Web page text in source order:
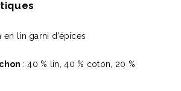
en lin garni d’épices
: 40 % lin, 40 % coton, 20 %